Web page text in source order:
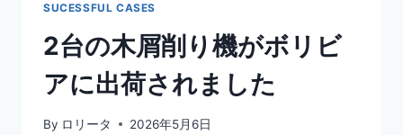
SUCESSFUL CASES
2台の木屑削り機がボリビ
アに出荷されました
By ロリータ 2026年5月6日